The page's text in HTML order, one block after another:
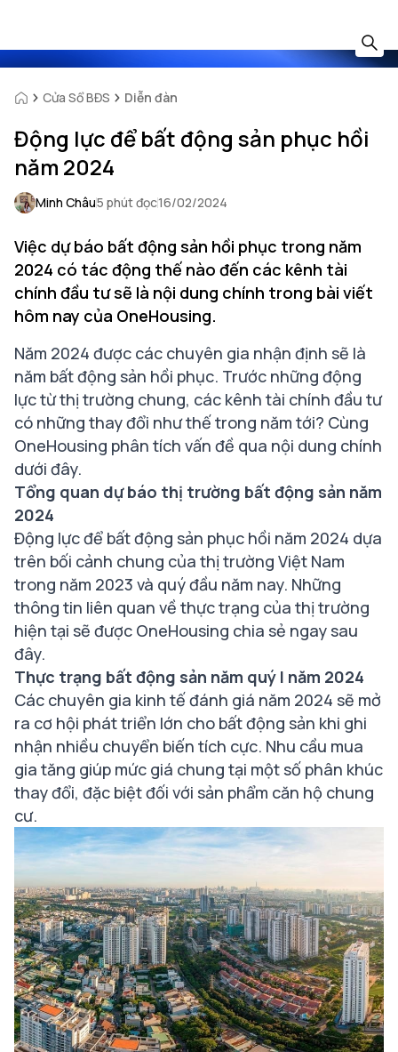
Cửa Sổ BĐS Diễn đàn
Động lực để bất động sản phục hồi
năm 2024
Minh Châu5 phút đọc16/02/2024
Việc dự báo bất động sản hồi phục trong năm
2024 có tác động thế nào đến các kênh tài
chính đầu tư sẽ là nội dung chính trong bài viết
hôm nay của OneHousing.
Năm 2024 được các chuyên gia nhận định sẽ là
năm bất động sản hồi phục. Trước những động
lực từ thị trường chung, các kênh tài chính đầu tư
có những thay đổi như thế trong năm tới? Cùng
OneHousing phân tích vấn đề qua nội dung chính
dưới đây.
Tổng quan dự báo thị trường bất động sản năm
2024
Động lực để bất động sản phục hồi năm 2024 dựa
trên bối cảnh chung của thị trường Việt Nam
trong năm 2023 và quý đầu năm nay. Những
thông tin liên quan về thực trạng của thị trường
hiện tại sẽ được OneHousing chia sẻ ngay sau
đây.
Thực trạng bất động sản năm quý I năm 2024
Các chuyên gia kinh tế đánh giá năm 2024 sẽ mở
ra cơ hội phát triển lớn cho bất động sản khi ghi
nhận nhiều chuyển biến tích cực. Nhu cầu mua
gia tăng giúp mức giá chung tại một số phân khúc
thay đổi, đặc biệt đối với sản phẩm căn hộ chung
cư.